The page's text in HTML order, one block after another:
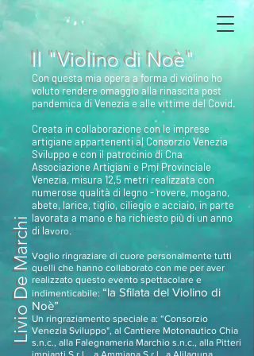
Il "Violino di Noè"
Livio De Marchi
Con questa mia opera a forma di violino ho
voluto rendere omaggio alla rinascita post
pandemica di Venezia e alle vittime del Covid.
Creata in collaborazione con le imprese
artigiane appartenenti al Consorzio Venezia
Sviluppo e con il patrocinio di Cna
Associazione Artigiani e Pmi Provinciale
Venezia, misura 12,5 metri realizzata con
numerose qualità di legno - rovere, mogano,
abete, larice, tiglio, ciliegio e acciaio, in parte
lavorata a mano e ha richiesto più di un anno
di lavoro.
Voglio ringraziare di cuore personalmente tutti
quelli che hanno collaborato con me per aver
realizzato questo evento spettacolare e
indimenticabile: “la Sfilata del Violino di
Noè”
Un ringraziamento speciale a: “Consorzio
Venezia Sviluppo", al Cantiere Motonautico Chia
s.n.c., alla Falegnameria Marchio s.n.c., alla Pitteri